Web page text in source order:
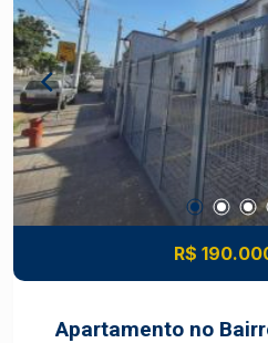
R$
Apartamento no